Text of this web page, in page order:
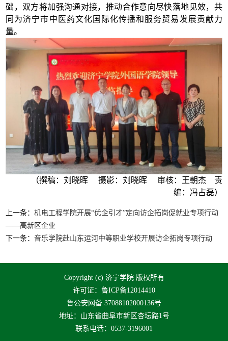
础，双方将加强沟通对接，推动合作意向尽快落地见效，共
同为济宁市中医药文化国际化传播和服务贸易发展贡献力
量。
（撰稿：刘晓晖 摄影：刘晓晖 审核：王朝杰 责
编：冯占磊）
上一条：机电工程学院开展“优企引才”定向访企拓岗促就业专项行动
——高新区企业
下一条：音乐学院赴山东运河中等职业学校开展访企拓岗专项行动
Copyright (c) 济宁学院 版权所有
许可证：鲁ICP备12014410
鲁公安网备 37088102000136号
地址：山东省曲阜市新区杏坛路1号
联系电话：0537-3196001